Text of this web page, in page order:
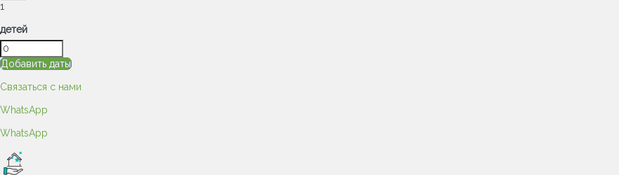
1
детей
Добавить даты
Связаться с нами
WhatsApp
WhatsApp